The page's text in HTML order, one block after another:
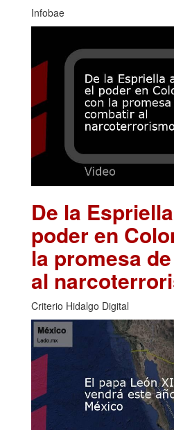
Infobae
De la
poder en
la promesa
al
Criterio Hidalgo Digital